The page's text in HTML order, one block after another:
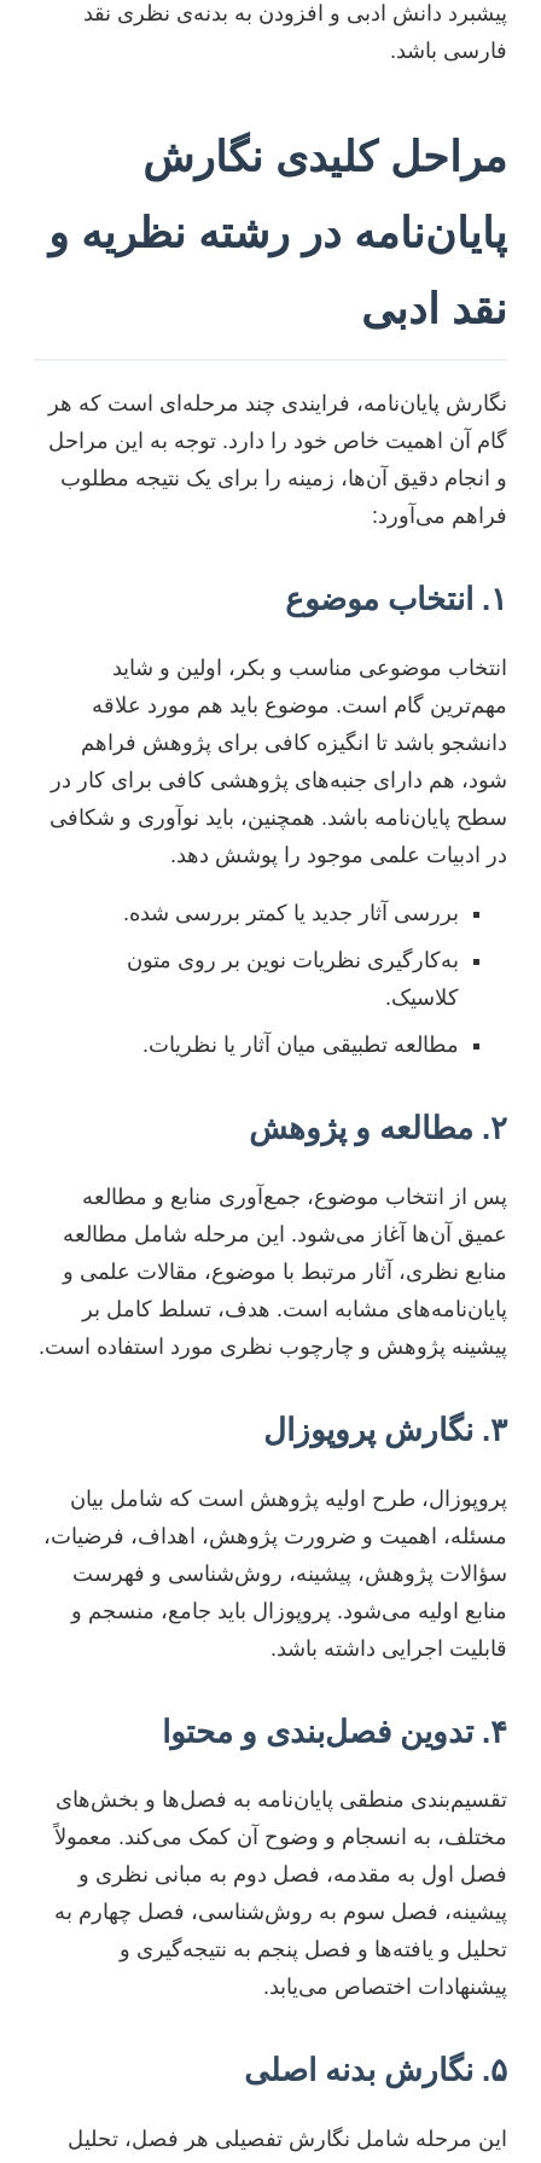
پیشبرد دانش ادبی و افزودن به بدنه‌ی نظری نقد
فارسی باشد.
مراحل کلیدی نگارش
پایان‌نامه در رشته نظریه و
نقد ادبی
نگارش پایان‌نامه، فرایندی چند مرحله‌ای است که هر
گام آن اهمیت خاص خود را دارد. توجه به این مراحل
و انجام دقیق آن‌ها، زمینه را برای یک نتیجه مطلوب
فراهم می‌آورد:
۱. انتخاب موضوع
انتخاب موضوعی مناسب و بکر، اولین و شاید
مهم‌ترین گام است. موضوع باید هم مورد علاقه
دانشجو باشد تا انگیزه کافی برای پژوهش فراهم
شود، هم دارای جنبه‌های پژوهشی کافی برای کار در
سطح پایان‌نامه باشد. همچنین، باید نوآوری و شکافی
در ادبیات علمی موجود را پوشش دهد.
بررسی آثار جدید یا کمتر بررسی شده.
به‌کارگیری نظریات نوین بر روی متون
کلاسیک.
مطالعه تطبیقی میان آثار یا نظریات.
۲. مطالعه و پژوهش
پس از انتخاب موضوع، جمع‌آوری منابع و مطالعه
عمیق آن‌ها آغاز می‌شود. این مرحله شامل مطالعه
منابع نظری، آثار مرتبط با موضوع، مقالات علمی و
پایان‌نامه‌های مشابه است. هدف، تسلط کامل بر
پیشینه پژوهش و چارچوب نظری مورد استفاده است.
۳. نگارش پروپوزال
پروپوزال، طرح اولیه پژوهش است که شامل بیان
مسئله، اهمیت و ضرورت پژوهش، اهداف، فرضیات،
سؤالات پژوهش، پیشینه، روش‌شناسی و فهرست
منابع اولیه می‌شود. پروپوزال باید جامع، منسجم و
قابلیت اجرایی داشته باشد.
۴. تدوین فصل‌بندی و محتوا
تقسیم‌بندی منطقی پایان‌نامه به فصل‌ها و بخش‌های
مختلف، به انسجام و وضوح آن کمک می‌کند. معمولاً
فصل اول به مقدمه، فصل دوم به مبانی نظری و
پیشینه، فصل سوم به روش‌شناسی، فصل چهارم به
تحلیل و یافته‌ها و فصل پنجم به نتیجه‌گیری و
پیشنهادات اختصاص می‌یابد.
۵. نگارش بدنه اصلی
این مرحله شامل نگارش تفصیلی هر فصل، تحلیل